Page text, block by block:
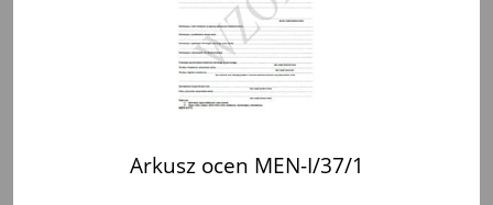
Arkusz ocen MEN-I/37/1